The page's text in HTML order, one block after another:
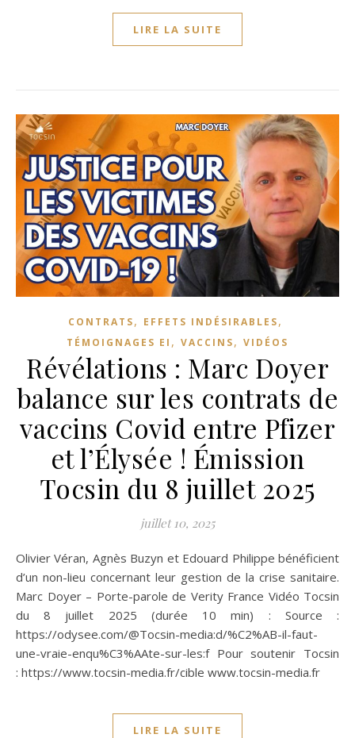
LIRE LA SUITE
CONTRATS, EFFETS INDÉSIRABLES,
TÉMOIGNAGES EI , VACCINS, VIDÉOS
Révélations : Marc Doyer
balance sur les contrats de
vaccins Covid entre Pfizer
et l’Élysée ! Émission
Tocsin du 8 juillet 2025
juillet 10, 2025
Olivier Véran, Agnès Buzyn et Edouard Philippe bénéficient
d’un non-lieu concernant leur gestion de la crise sanitaire.
Marc Doyer – Porte-parole de Verity France Vidéo Tocsin
du 8 juillet 2025 (durée 10 min) : Source :
https://odysee.com/@Tocsin-media:d/%C2%AB-il-faut-
une-vraie-enqu%C3%AAte-sur-les:f Pour soutenir Tocsin
: https://www.tocsin-media.fr/cible www.tocsin-media.fr
LIRE LA SUITE